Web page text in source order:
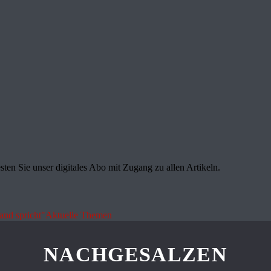
Sie unser digitales Abo mit Zugang zu allen Artikeln.
spricht"Aktuelle Themen
NACHGESALZEN